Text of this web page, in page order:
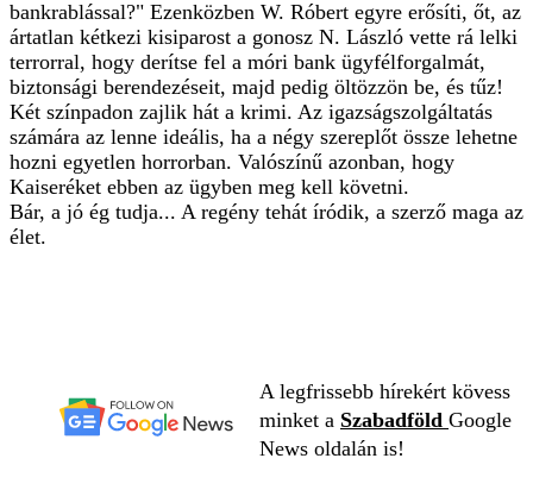
bankrablással?" Ezenközben W. Róbert egyre erősíti, őt, az
ártatlan kétkezi kisiparost a gonosz N. László vette rá lelki
terrorral, hogy derítse fel a móri bank ügyfélforgalmát,
biztonsági berendezéseit, majd pedig öltözzön be, és tűz!
Két színpadon zajlik hát a krimi. Az igazságszolgáltatás
számára az lenne ideális, ha a négy szereplőt össze lehetne
hozni egyetlen horrorban. Valószínű azonban, hogy
Kaiseréket ebben az ügyben meg kell követni.
Bár, a jó ég tudja... A regény tehát íródik, a szerző maga az
élet.
A legfrissebb hírekért kövess
minket a Szabadföld Google
News oldalán is!